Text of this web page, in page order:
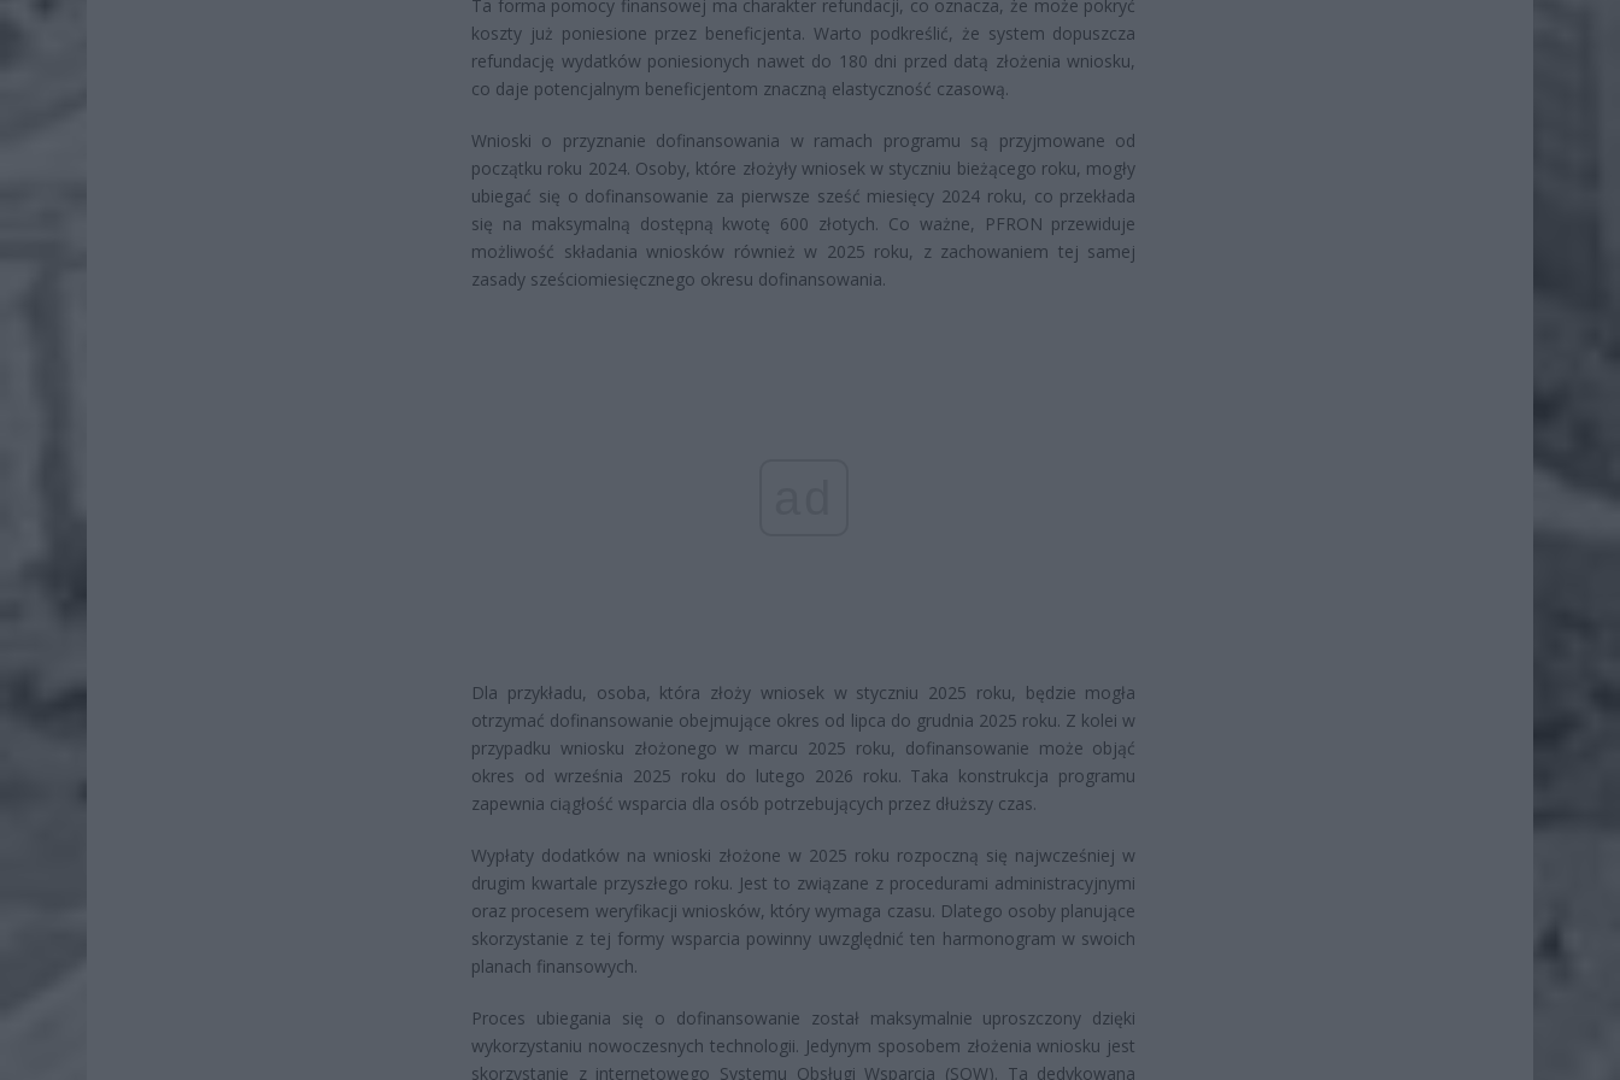
Ta forma pomocy finansowej ma charakter refundacji, co oznacza, że może pokryć
koszty już poniesione przez beneficjenta. Warto podkreślić, że system dopuszcza
refundację wydatków poniesionych nawet do 180 dni przed datą złożenia wniosku,
co daje potencjalnym beneficjentom znaczną elastyczność czasową.
Wnioski o przyznanie dofinansowania w ramach programu są przyjmowane od
początku roku 2024. Osoby, które złożyły wniosek w styczniu bieżącego roku, mogły
ubiegać się o dofinansowanie za pierwsze sześć miesięcy 2024 roku, co przekłada
się na maksymalną dostępną kwotę 600 złotych. Co ważne, PFRON przewiduje
możliwość składania wniosków również w 2025 roku, z zachowaniem tej samej
zasady sześciomiesięcznego okresu dofinansowania.
Dla przykładu, osoba, która złoży wniosek w styczniu 2025 roku, będzie mogła
otrzymać dofinansowanie obejmujące okres od lipca do grudnia 2025 roku. Z kolei w
przypadku wniosku złożonego w marcu 2025 roku, dofinansowanie może objąć
okres od września 2025 roku do lutego 2026 roku. Taka konstrukcja programu
zapewnia ciągłość wsparcia dla osób potrzebujących przez dłuższy czas.
Wypłaty dodatków na wnioski złożone w 2025 roku rozpoczną się najwcześniej w
drugim kwartale przyszłego roku. Jest to związane z procedurami administracyjnymi
oraz procesem weryfikacji wniosków, który wymaga czasu. Dlatego osoby planujące
skorzystanie z tej formy wsparcia powinny uwzględnić ten harmonogram w swoich
planach finansowych.
Proces ubiegania się o dofinansowanie został maksymalnie uproszczony dzięki
wykorzystaniu nowoczesnych technologii. Jedynym sposobem złożenia wniosku jest
skorzystanie z internetowego Systemu Obsługi Wsparcia (SOW). Ta dedykowana